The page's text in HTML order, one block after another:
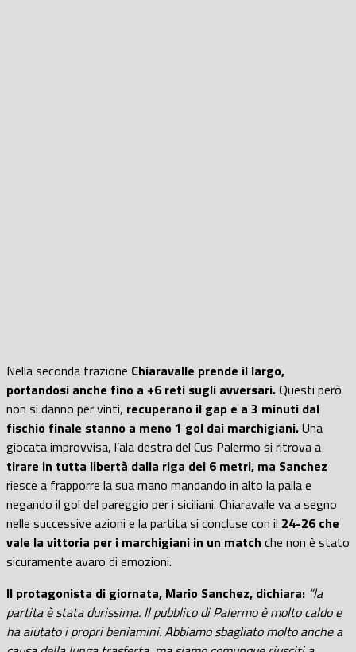
Nella seconda frazione Chiaravalle prende il largo,
portandosi anche fino a +6 reti sugli avversari.Questi però
non si danno per vinti, recuperano il gap e a 3 minuti dal
fischio finale stanno a meno 1 gol dai marchigiani.Una
giocata improvvisa, l’ala destra del Cus Palermo si ritrova a
tirare in tutta libertà dalla riga dei 6 metri, ma Sanchez
riesce a frapporre la sua mano mandando in alto la palla e
negando il gol del pareggio per i siciliani. Chiaravalle va a segno
nelle successive azioni e la partita si concluse con il 24-26 che
vale la vittoria per i marchigiani in un match che non è stato
sicuramente avaro di emozioni.
Il protagonista di giornata, Mario Sanchez, dichiara: “la
partita è stata durissima. Il pubblico di Palermo è molto caldo e
ha aiutato i propri beniamini. Abbiamo sbagliato molto anche a